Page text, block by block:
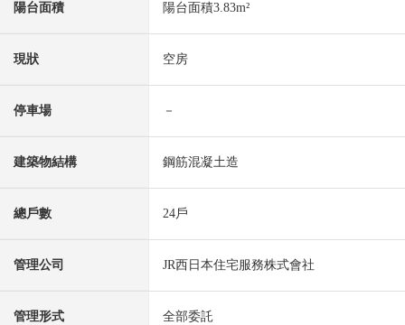
陽台面積 陽台面積3.83m²
現狀 空房
停車場 －
建築物結構 鋼筋混凝土造
總戶數 24戶
管理公司 JR西日本住宅服務株式會社
管理形式 全部委託